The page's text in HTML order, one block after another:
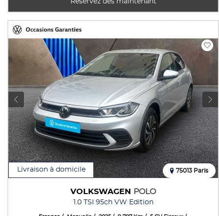
Réservez dés maintenant
Livraison à domicile
VOLKSWAGEN POLO
1.0 TSI 95ch VW Edition
75013 Paris